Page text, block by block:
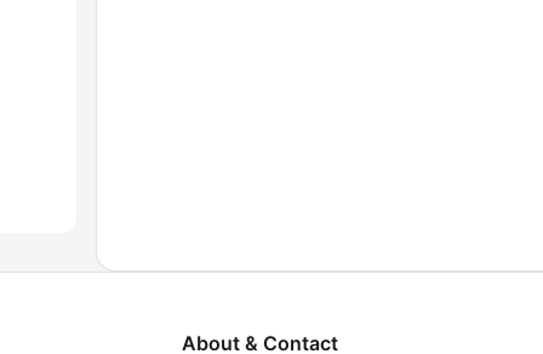
About & Contact